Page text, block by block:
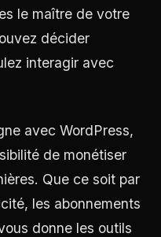
le maître de votre
décider
interagir avec
avec WordPress,
de monétiser
Que ce soit par
les abonnements
donne les outils